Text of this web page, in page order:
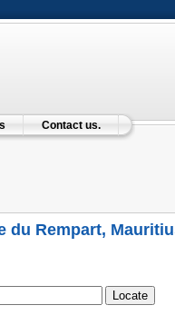
Contact us.
du Rempart,